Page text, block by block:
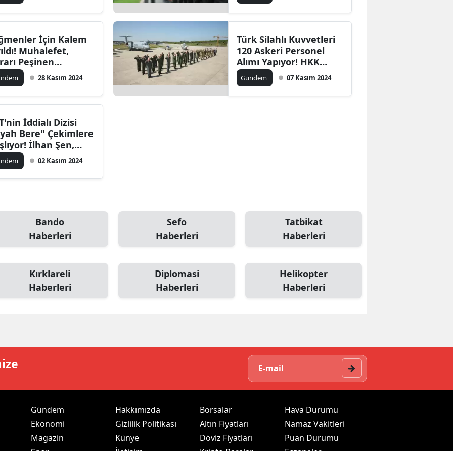
İçin Kalem
Muhalefet,
Peşinen
Söylüyor
28 Kasım 2024
Türk Silahlı Kuvvetleri
120 Askeri Personel
Alımı Yapıyor! HKK
Başvuru Ekranı
Gündem 07 Kasım 2024
İddialı Dizisi
Bere" Çekimlere
İlhan Şen,
Gürel, Saygın
Aynı Kadroda
02 Kasım 2024
Bando
Haberleri
Sefo
Haberleri
Tatbikat
Haberleri
Kırklareli
Haberleri
Diplomasi
Haberleri
Helikopter
Haberleri
Gündem
Ekonomi
Magazin
Hakkımızda
Gizlilik Politikası
Künye
Borsalar
Altın Fiyatları
Döviz Fiyatları
Hava Durumu
Namaz Vakitleri
Puan Durumu